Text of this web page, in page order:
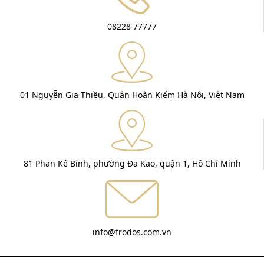
08228 77777
01 Nguyễn Gia Thiều, Quận Hoàn Kiếm Hà Nội, Việt Nam
81 Phan Kế Bính, phường Đa Kao, quận 1, Hồ Chí Minh
info@frodos.com.vn